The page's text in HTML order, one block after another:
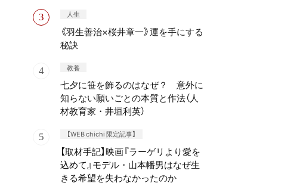
人生
《羽生善治×桜井章一》運を手にする
秘訣
教養
七夕に笹を飾るのはなぜ？ 意外に
知らない願いごとの本質と作法（人
材教育家・井垣利英）
【WEB chichi 限定記事】
【取材手記】映画『ラーゲリより愛を
込めて』モデル・山本幡男はなぜ生
きる希望を失わなかったのか